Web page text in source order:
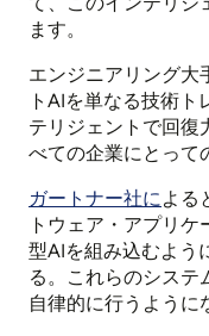
ます。
エンジニアリング大
トAIを単なる技術
テリジェントで回復
べての企業にとって
ガートナー社による
トウェア・アプリ
型AIを組み込むよう
る。これらのシステ
自律的に行うように